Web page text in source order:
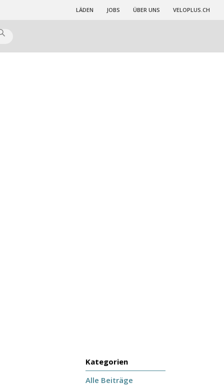
LÄDEN JOBS ÜBER UNS VELOPLUS.CH
Kategorien
Alle Beiträge